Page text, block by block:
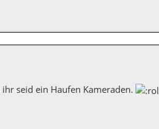
seid ein Haufen Kameraden.